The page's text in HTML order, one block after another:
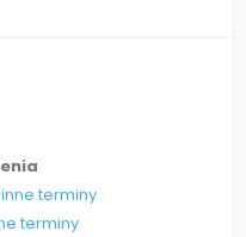
terminy
terminy